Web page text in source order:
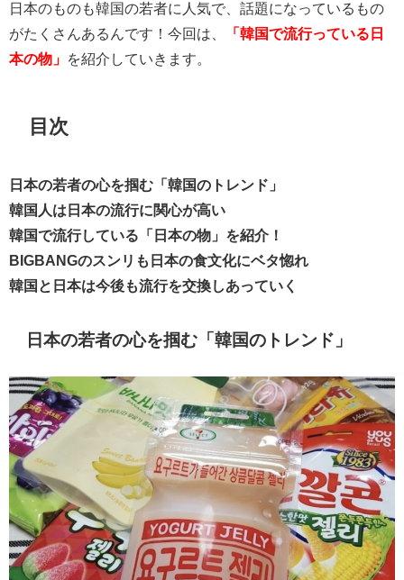
日本のものも韓国の若者に人気で、話題になっているもの
がたくさんあるんです！今回は、
「韓国で流行っている日
本の物」
を紹介していきます。
目次
日本の若者の心を掴む「韓国のトレンド」
韓国人は日本の流行に関心が高い
韓国で流行している「日本の物」を紹介！
BIGBANGのスンリも日本の食文化にベタ惚れ
韓国と日本は今後も流行を交換しあっていく
日本の若者の心を掴む「韓国のトレンド」